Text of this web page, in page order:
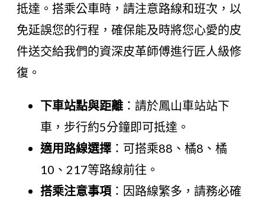
抵達。搭乘公車時，請注意路線和班次，以
免延誤您的行程，確保能及時將您心愛的皮
件送交給我們的資深皮革師傅進行匠人級修
復。
下車站點與距離 ：請於鳳山車站站下
車，步行約5分鐘即可抵達。
適用路線選擇 ：可搭乘88、橘8、橘
10、217等路線前往。
搭乘注意事項 ：因路線繁多，請務必確